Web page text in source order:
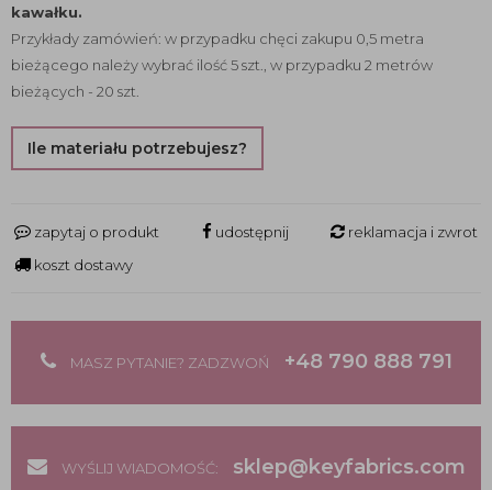
kawałku.
Przykłady zamówień: w przypadku chęci zakupu 0,5 metra
bieżącego należy wybrać ilość 5 szt., w przypadku 2 metrów
bieżących - 20 szt.
Ile materiału potrzebujesz?
zapytaj o produkt udostępnij
reklamacja i zwrot
koszt dostawy
MASZ PYTANIE? ZADZWOŃ +48 790 888 791
WYŚLIJ WIADOMOŚĆ: sklep@keyfabrics.com